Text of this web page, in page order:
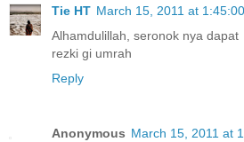
Tie HT March 15, 2011 at
Alhamdulillah, seronok nya dapat
rezki gi umrah
Reply
Anonymous March 15, 2011 at